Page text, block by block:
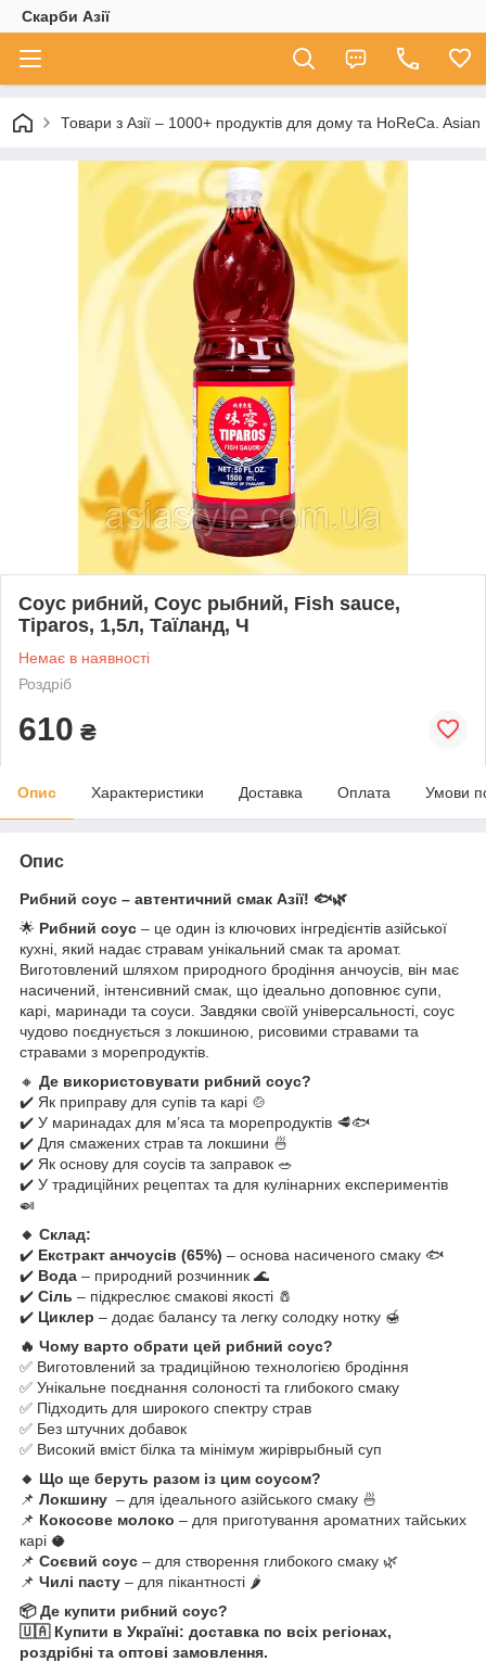
Скарби Азії
Товари з Азії – 1000+ продуктів для дому та HoReCa.
Соус рибний, Соус рыбний, Fish sauce,
Tiparos, 1,5л, Таїланд, Ч
Немає в наявності
Роздріб
610 ₴
Опис Характеристики Доставка Оплата Умови
Опис
Рибний соус – автентичний смак Азії! 🐟🌿
🌟 Рибний соус – це один із ключових інгредієнтів азійської
кухні, який надає стравам унікальний смак та аромат.
Виготовлений шляхом природного бродіння анчоусів, він має
насичений, інтенсивний смак, що ідеально доповнює супи,
карі, маринади та соуси. Завдяки своїй універсальності, соус
чудово поєднується з локшиною, рисовими стравами та
стравами з морепродуктів.
🔸 Де використовувати рибний соус?
✔️ Як приправу для супів та карі 🍲
✔️ У маринадах для м’яса та морепродуктів 🥩🐟
✔️ Для смажених страв та локшини 🍜
✔️ Як основу для соусів та заправок 🥗
✔️ У традиційних рецептах та для кулінарних експериментів
🍛
🔸 Склад:
✔️ Екстракт анчоусів (65%) – основа насиченого смаку 🐟
✔️ Вода – природний розчинник 🌊
✔️ Сіль – підкреслює смакові якості 🧂
✔️ Циклер – додає балансу та легку солодку нотку 🍯
🔥 Чому варто обрати цей рибний соус?
✅ Виготовлений за традиційною технологією бродіння
✅ Унікальне поєднання солоності та глибокого смаку
✅ Підходить для широкого спектру страв
✅ Без штучних добавок
✅ Високий вміст білка та мінімум жиріврыбный суп
🔸 Що ще беруть разом із цим соусом?
📌 Локшину – для ідеального азійського смаку 🍜
📌 Кокосове молоко – для приготування ароматних тайських
карі 🥥
📌 Соєвий соус – для створення глибокого смаку 🌿
📌 Чилі пасту – для пікантності 🌶
📦 Де купити рибний соус?
🇺🇦 Купити в Україні: доставка по всіх регіонах,
роздрібні та оптові замовлення.